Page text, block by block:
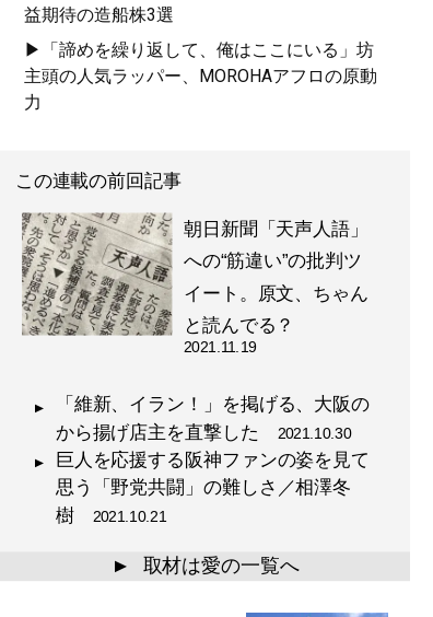
益期待の造船株3選
▶「諦めを繰り返して、俺はここにいる」坊
主頭の人気ラッパー、MOROHAアフロの原動
力
この連載の前回記事
朝日新聞「天声人語」
への“筋違い”の批判ツ
イート。原文、ちゃん
と読んでる？
2021.11.19
「維新、イラン！」を掲げる、大阪の
から揚げ店主を直撃した 2021.10.30
巨人を応援する阪神ファンの姿を見て
思う「野党共闘」の難しさ／相澤冬
樹
2021.10.21
▲ 取材は愛の一覧へ